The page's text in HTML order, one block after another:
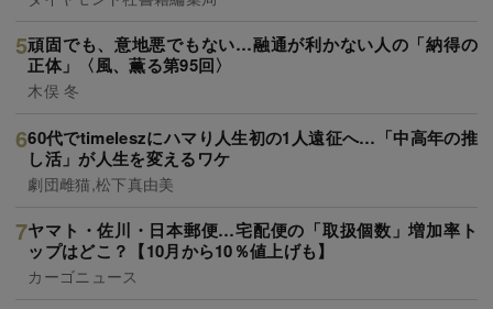
頑固でも、意地悪でもない…融通が利かない人の「納得の
正体」〈風、薫る第95回〉
木俣 冬
60代でtimeleszにハマり人生初の1人遠征へ…「中高年の推
し活」が人生を変えるワケ
劇団雌猫,松下真由美
ヤマト・佐川・日本郵便…宅配便の「取扱個数」増加率ト
ップはどこ？【10月から10％値上げも】
カーゴニュース